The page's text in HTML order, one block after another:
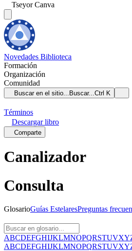
Tseyor Canva
Novedades Biblioteca
Formación
Organización
Comunidad
Buscar en el sitio... Buscar...Ctrl K
Términos
Descargarlibro
Comparte
Canalizador
Consulta
GlosarioGuías EstelaresPreguntas
ABCDEFGHIJKLMNOPQRSTUVXY
ABCDEFGHIJKLMNOPQRSTUVXY